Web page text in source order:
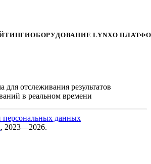
ОБОРУДОВАНИЕ LYNXО
отслеживания результатов
в реальном времени
персональных данных
, 2023—2026.